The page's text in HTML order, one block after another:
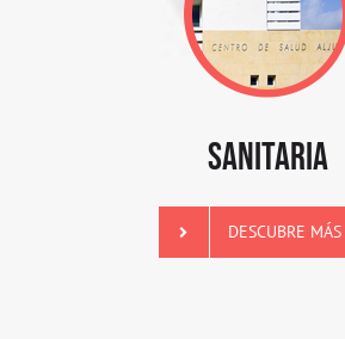
SANITARIA
DESCUBRE MÁS